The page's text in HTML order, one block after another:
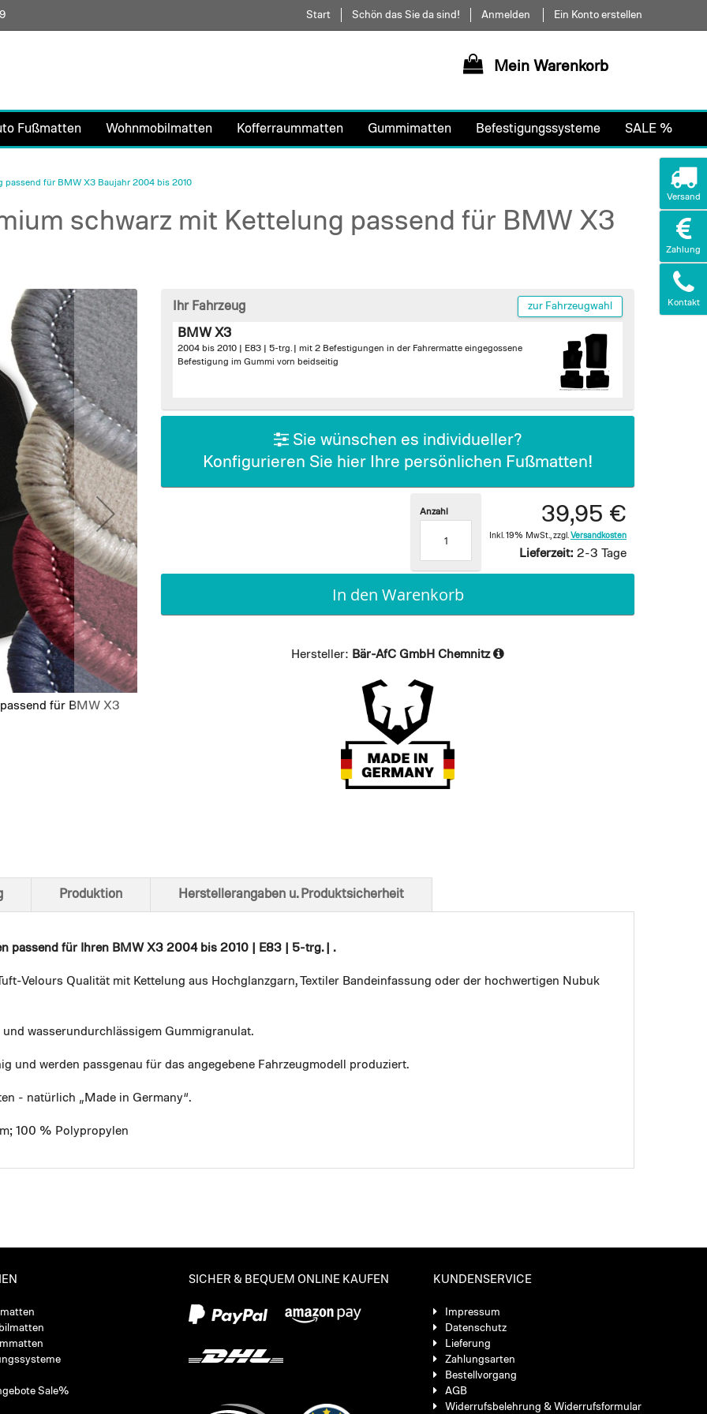
Direkt
zum
Start Schön das Sie da sind! Anmelden Ein Konto erstellen
Mein Warenkorb
Fußmatten Wohnmobilmatten Kofferraummatten Gummimatten Befestigungssysteme SALE %
passend für BMW X3 Baujahr 2004 bis 2010
schwarz mit Kettelung passend für BMW X3
für BMW X3
Ansicht von unten
Ihr Fahrzeug zur Fahrzeugwahl
BMW X3
2004 bis 2010 | E83 | 5-trg. | mit 2 Befestigungen in der Fahrermatte eingegossene
Befestigung im Gummi vorn beidseitig
Sie wünschen es individueller?
Konfigurieren Sie hier Ihre persönlichen Fußmatten!
39,95 €
Inkl. 19% MwSt. zzgl. Versandkosten
Lieferzeit: 2-3 Tage
Anzahl
In den Warenkorb
Hersteller: Bär-AfC GmbH Chemnitz
passend für Ihren BMW X3 2004 bis 2010 | E83 | 5-trg. | .
Velours Qualität mit Kettelung aus Hochglanzgarn, Textiler Bandeinfassung oder der hochwertigen Nubuk
wasserundurchlässigem Gummigranulat.
und werden passgenau für das angegebene Fahrzeugmodell produziert.
- natürlich „Made in Germany“.
100 % Polypropylen
Produktion Herstellerangaben u. Produktsicherheit
Sale%
SICHER & BEQUEM ONLINE KAUFEN KUNDENSERVICE
Impressum
Datenschutz
Lieferung
Zahlungsarten
Bestellvorgang
AGB
Widerrufsbelehrung & Widerrufsformular
Versand
Zahlung
Kontakt